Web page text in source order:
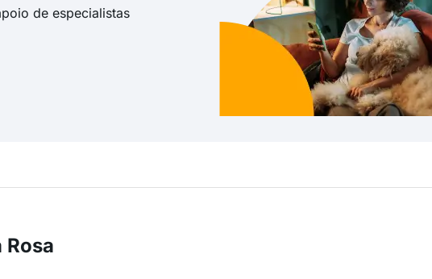
de especialistas